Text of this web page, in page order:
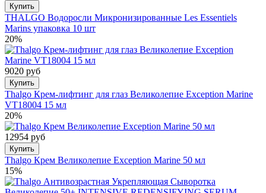
Купить
THALGO Водоросли Микронизированные Les Essentiels
Marins упаковка 10 шт
20%
9020 руб
Купить
Thalgo Крем-лифтинг для глаз Великолепие Exception Marine
VT18004 15 мл
20%
12954 руб
Купить
Thalgo Крем Великолепие Exception Marine 50 мл
15%